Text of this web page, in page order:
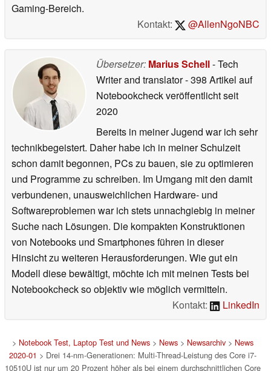
Gaming-Bereich.
Kontakt:
@AllenNgoNBC
Übersetzer: Marius Schell- Tech
Writer and translator- 398 Artikel auf
Notebookcheck veröffentlichtseit
2020
Bereits in meiner Jugend war ich sehr
technikbegeistert. Daher habe ich in meiner Schulzeit
schon damit begonnen, PCs zu bauen, sie zu optimieren
und Programme zu schreiben. Im Umgang mit den damit
verbundenen, unausweichlichen Hardware- und
Softwareproblemen war ich stets unnachgiebig in meiner
Suche nach Lösungen. Die kompakten Konstruktionen
von Notebooks und Smartphones führen in dieser
Hinsicht zu weiteren Herausforderungen. Wie gut ein
Modell diese bewältigt, möchte ich mit meinen Tests bei
Notebookcheck so objektiv wie möglich vermitteln.
Kontakt:
LinkedIn
> Notebook Test, Laptop Test und News> News> Newsarchiv> News
2020-01 > Drei 14-nm-Generationen: Multi-Thread-Leistung des Core i7-
10510U ist nur um 20 Prozent höher als bei einem durchschnittlichen Core